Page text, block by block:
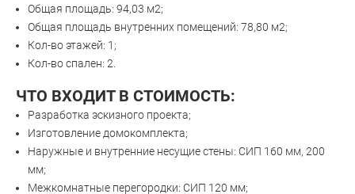
Общая площадь: 94,03 м2;
Общая площадь внутренних помещений: 78,80 м2;
Кол-во этажей: 1;
Кол-во спален: 2.
ЧТО ВХОДИТ В СТОИМОСТЬ:
Разработка эскизного проекта;
Изготовление домокомплекта;
Наружные и внутренние несущие стены: СИП 160 мм, 200
мм;
Межкомнатные перегородки: СИП 120 мм;